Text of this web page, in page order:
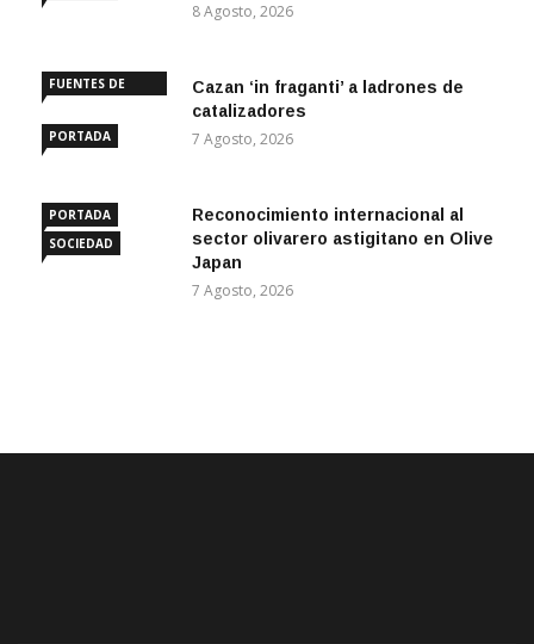
8 Agosto, 2026
FUENTES DE
PORTADA
Cazan ‘in fraganti’ a ladrones de
catalizadores
7 Agosto, 2026
PORTADA
SOCIEDAD
Reconocimiento internacional al
sector olivarero astigitano en Olive
Japan
7 Agosto, 2026